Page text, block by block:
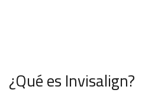
¿Qué es Invisalign?